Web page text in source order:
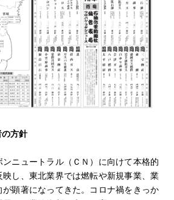
方針
ニュートラル（ＣＮ）に向けて本格的
映し、東北業界では燃転や新規事業、業
顕著になってきた。コロナ禍をきっか